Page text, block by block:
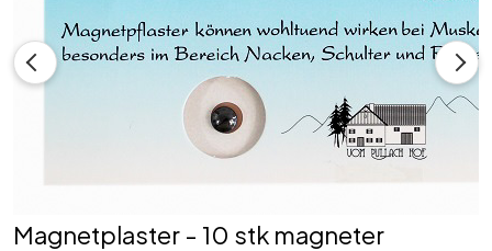
Magnetplaster - 10 stk magneter